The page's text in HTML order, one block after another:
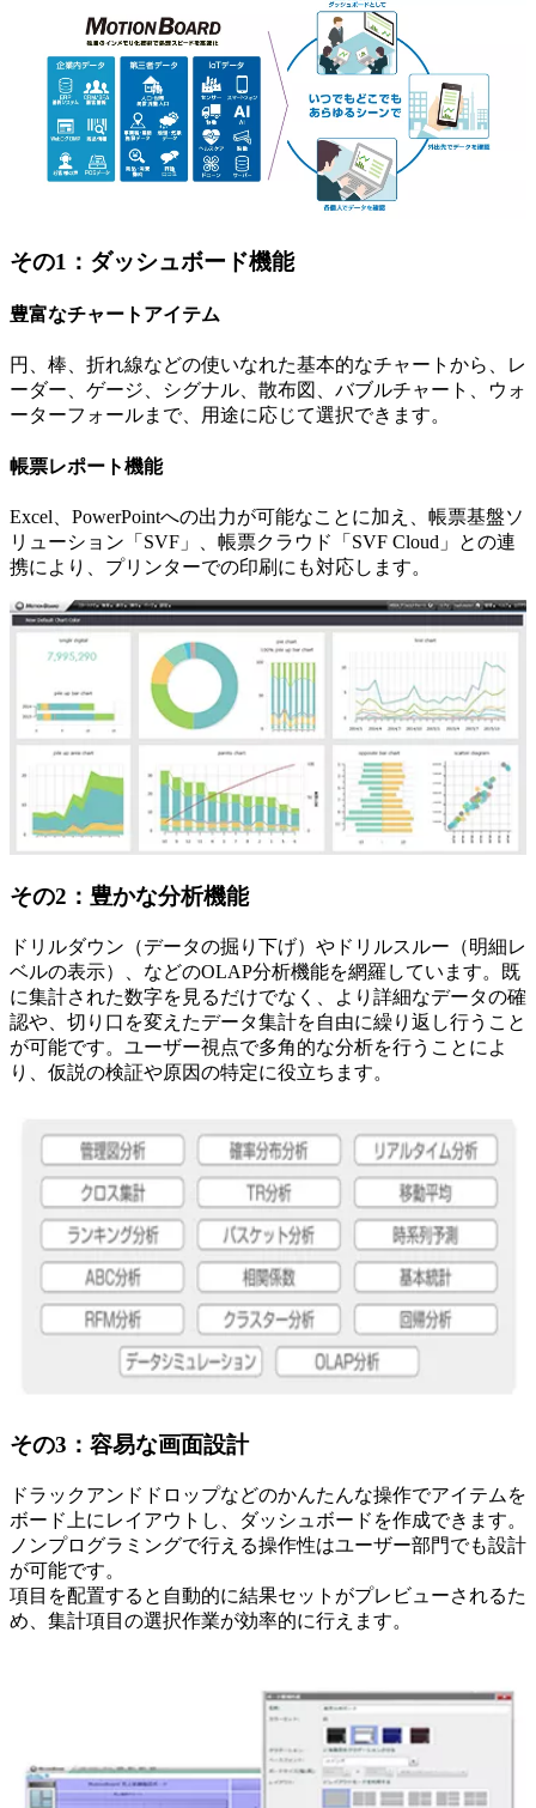
その1：ダッシュボード機能
豊富なチャートアイテム
円、棒、折れ線などの使いなれた基本的なチャートから、レ
ーダー、ゲージ、シグナル、散布図、バブルチャート、ウォ
ーターフォールまで、用途に応じて選択できます。
帳票レポート機能
Excel、PowerPointへの出力が可能なことに加え、帳票基盤ソ
リューション「SVF」、帳票クラウド「SVF Cloud」との連
携により、プリンターでの印刷にも対応します。
その2：豊かな分析機能
ドリルダウン（データの掘り下げ）やドリルスルー（明細レ
ベルの表示）、などのOLAP分析機能を網羅しています。既
に集計された数字を見るだけでなく、より詳細なデータの確
認や、切り口を変えたデータ集計を自由に繰り返し行うこと
が可能です。ユーザー視点で多角的な分析を行うことによ
り、仮説の検証や原因の特定に役立ちます。
その3：容易な画面設計
ドラックアンドドロップなどのかんたんな操作でアイテムを
ボード上にレイアウトし、ダッシュボードを作成できます。
ノンプログラミングで行える操作性はユーザー部門でも設計
が可能です。
項目を配置すると自動的に結果セットがプレビューされるた
め、集計項目の選択作業が効率的に行えます。